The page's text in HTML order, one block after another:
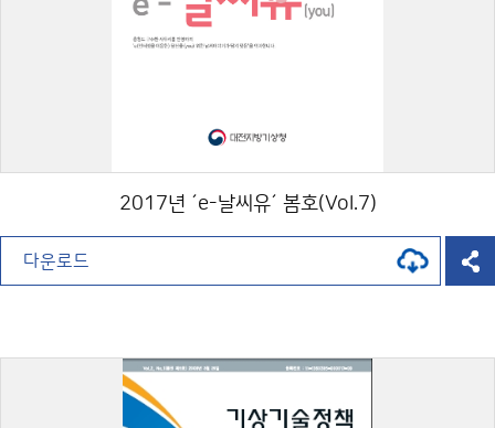
2017년 ´e-날씨유´ 봄호(Vol.7)
다운로드